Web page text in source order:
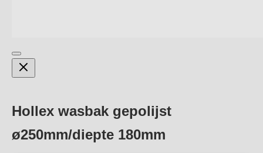
Hollex wasbak gepolijst
ø250mm/diepte 180mm